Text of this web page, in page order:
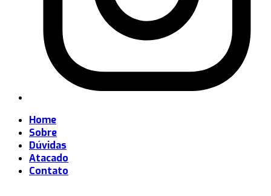
Home
Sobre
Dúvidas
Atacado
Contato